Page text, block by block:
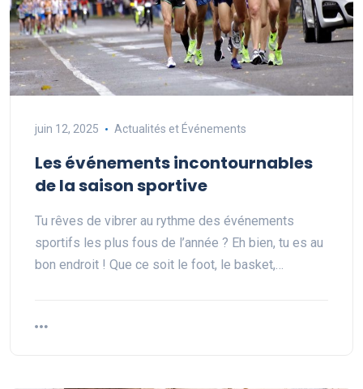
juin 12, 2025 Actualités et Événements
Les événements incontournables
de la saison sportive
Tu rêves de vibrer au rythme des événements
sportifs les plus fous de l’année ? Eh bien, tu es au
bon endroit ! Que ce soit le foot, le basket,…